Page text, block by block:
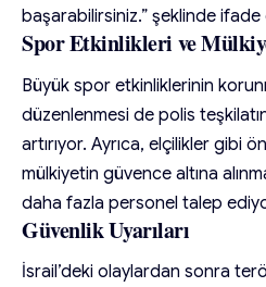
başarabilirsiniz.” şeklinde ifade
Spor Etkinlikleri ve
Büyük spor etkinliklerinin
düzenlenmesi de polis
artırıyor. Ayrıca, elçilikler gibi
mülkiyetin güvence altına
daha fazla personel talep
Güvenlik Uyarıları
İsrail’deki olaylardan sonra